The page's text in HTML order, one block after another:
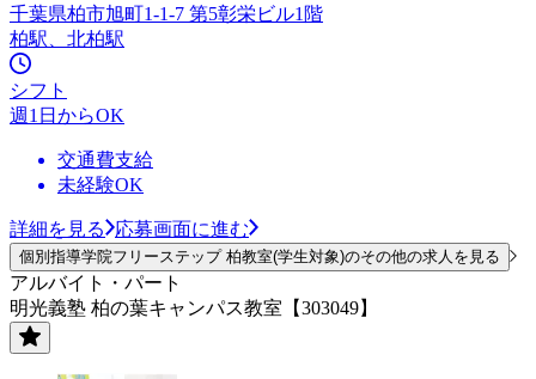
千葉県柏市旭町1-1-7 第5彰栄ビル1階
柏駅、北柏駅
シフト
週1日からOK
交通費支給
未経験OK
詳細を見る 応募画面に進む
個別指導学院フリーステップ 柏教室(学生対象)のその他の求人を見る
アルバイト・パート
明光義塾 柏の葉キャンパス教室【303049】